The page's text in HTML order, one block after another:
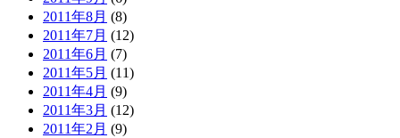
2011年8月 (8)
2011年7月 (12)
2011年6月 (7)
2011年5月 (11)
2011年4月 (9)
2011年3月 (12)
2011年2月 (9)